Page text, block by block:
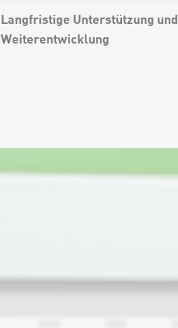
Langfristige Unterstützung und
Weiterentwicklung